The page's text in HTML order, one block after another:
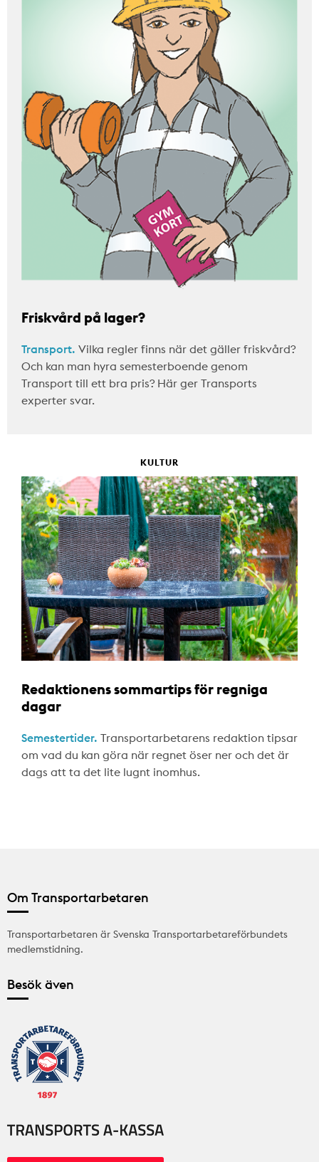
Friskvård på lager?
Transport. Vilka regler finns när det gäller friskvård?
Och kan man hyra semesterboende genom
Transport till ett bra pris? Här ger Transports
experter svar.
KULTUR
Redaktionens sommartips för regniga
dagar
Semestertider. Transportarbetarens redaktion tipsar
om vad du kan göra när regnet öser ner och det är
dags att ta det lite lugnt inomhus.
Om Transportarbetaren
Transportarbetaren är Svenska Transportarbetareförbundets
medlemstidning.
Besök även